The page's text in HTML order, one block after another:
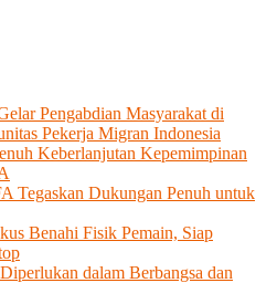
Pengabdian Masyarakat di
Pekerja Migran Indonesia
Keberlanjutan Kepemimpinan
Tegaskan Dukungan Penuh untuk
Benahi Fisik Pemain, Siap
dalam Berbangsa dan